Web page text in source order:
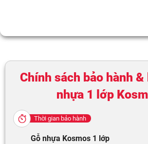
Chính sách bảo hành
nhựa 1 lớp
Thời gian bảo hành
Gỗ nhựa Kosmos 1 lớp